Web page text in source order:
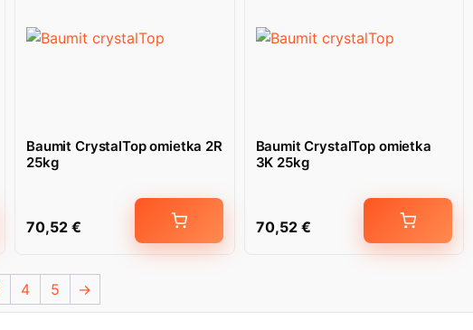
Baumit CrystalTop omietka 2R
25kg
70,52 €
Baumit CrystalTop omietka
3K 25kg
70,52 €
4 5 →